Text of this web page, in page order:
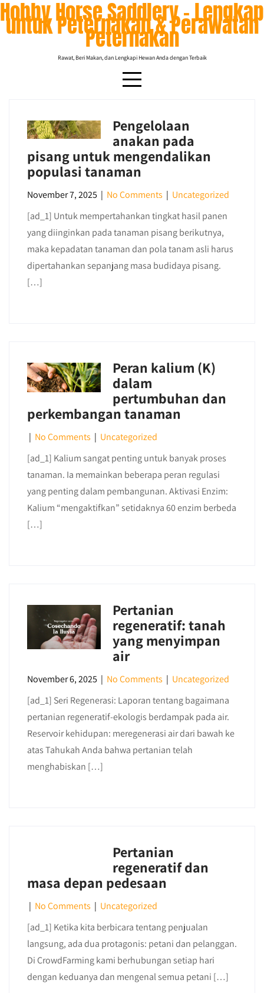
Skip
to
content
Hobby Horse Saddlery – Lengkap
untuk Peternakan & Perawatan
Peternakan
Rawat, Beri Makan, dan Lengkapi Hewan Anda dengan Terbaik
Tag:berkebun
Pengelolaan
anakan pada
pisang untuk mengendalikan
populasi tanaman
November 7, 2025 | No Comments | Uncategorized
[ad_1] Untuk mempertahankan tingkat hasil panen
yang diinginkan pada tanaman pisang berikutnya,
maka kepadatan tanaman dan pola tanam asli harus
dipertahankan sepanjang masa budidaya pisang.
[…]
Peran kalium (K)
dalam
pertumbuhan dan
perkembangan tanaman
| No Comments | Uncategorized
[ad_1] Kalium sangat penting untuk banyak proses
tanaman. Ia memainkan beberapa peran regulasi
yang penting dalam pembangunan. Aktivasi Enzim:
Kalium “mengaktifkan” setidaknya 60 enzim berbeda
[…]
Pertanian
regeneratif: tanah
yang menyimpan
air
November 6, 2025 | No Comments | Uncategorized
[ad_1] Seri Regenerasi: Laporan tentang bagaimana
pertanian regeneratif-ekologis berdampak pada air.
Reservoir kehidupan: meregenerasi air dari bawah ke
atas Tahukah Anda bahwa pertanian telah
menghabiskan […]
Pertanian
regeneratif dan
masa depan pedesaan
| No Comments | Uncategorized
[ad_1] Ketika kita berbicara tentang penjualan
langsung, ada dua protagonis: petani dan pelanggan.
Di CrowdFarming kami berhubungan setiap hari
dengan keduanya dan mengenal semua petani […]